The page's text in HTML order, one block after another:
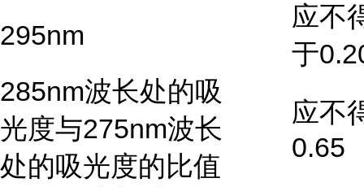
295nm
应不
于
285nm波长处的吸
光度与275nm波长
处的吸光度的比值
应不
0.65